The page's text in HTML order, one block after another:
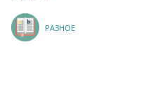
РАЗНОЕ